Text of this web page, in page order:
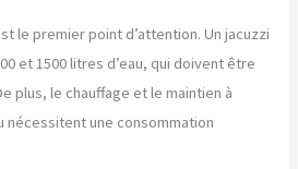
le premier point d’attention. Un jacuzzi
et 1500 litres d’eau, qui doivent être
plus, le chauffage et le maintien à
une consommation